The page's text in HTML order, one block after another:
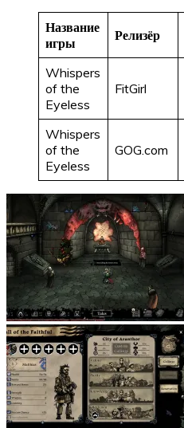
Название
игры
Релизёр
Whispers
of the
Eyeless
FitGirl
Whispers
of the
Eyeless
GOG.com